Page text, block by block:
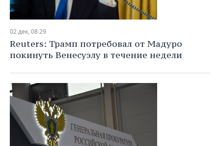
02 дек, 08:29
Reuters: Трамп потребовал от Мадуро
покинуть Венесуэлу в течение недели